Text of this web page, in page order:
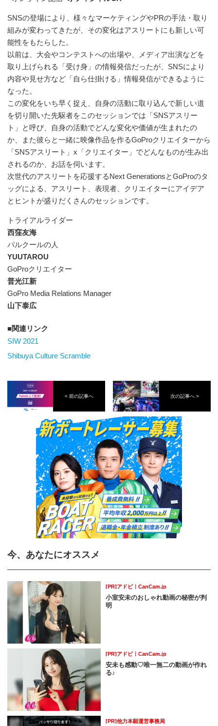
SNSの登場により、様々なマーケティングやPRの手法・取り
組みが変わってきたが、その変化はアスリートにも新しい可
能性をもたらした。
以前は、大会やコンテストへの出場や、メディア出演などを
取り上げられる「受け身」の情報発信だったが、SNSにより
内容や見せ方など「自ら仕掛ける」情報発信ができるように
なった。
この変化をいち早く捉え、自身の活動に取り込んで新しい道
を切り開いた先駆者をこのセッションでは「SNSアスリー
ト」と呼び、自身の活動でどんな変化や価値が生まれたの
か、また彼らと一緒に映像作品を作るGoProクリエイターから
「SNSアスリート」x「クリエイター」でどんなものが生み出
されるのか、お話を伺います。
次世代のアスリートを応援するNext GenerationsとGoProのタ
ッグによる、アスリート、表現者、クリエイターにアイデア
とヒントが盛りだくさんのセッションです。
トライアルライダー
西窪友海
パルクールの人
YUUTAROU
GoProクリエイター
普光江新
GoPro Media Relations Manager
山下泰広
関連リンク
SIW 2021
Shibuya Culture Scramble
< 前の記事へ 次の記事へ >
今、あなたにオススメ
[PR]アドビ｜CanCam.jp
小室安未のおしゃれ動画の秘密が判
明
[PR]アドビ｜CanCam.jp
安未も感動♡唯一無二の動画が作れ
る♪
[PR]他力本願運営事務局